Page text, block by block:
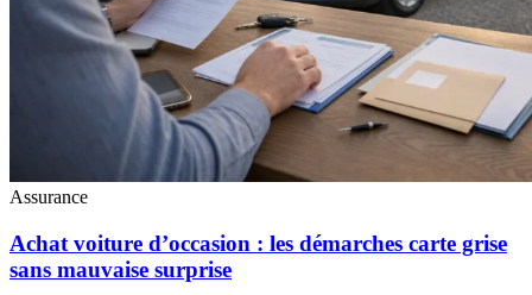
Assurance
Achat voiture d’occasion : les démarches carte grise
sans mauvaise surprise